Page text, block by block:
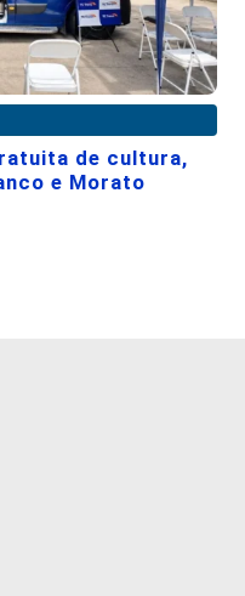
de cultura,
e Morato